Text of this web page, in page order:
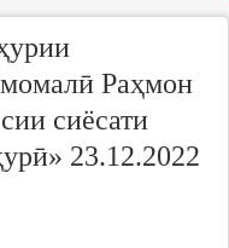
Раҳмон
сиёсати
23.12.2022